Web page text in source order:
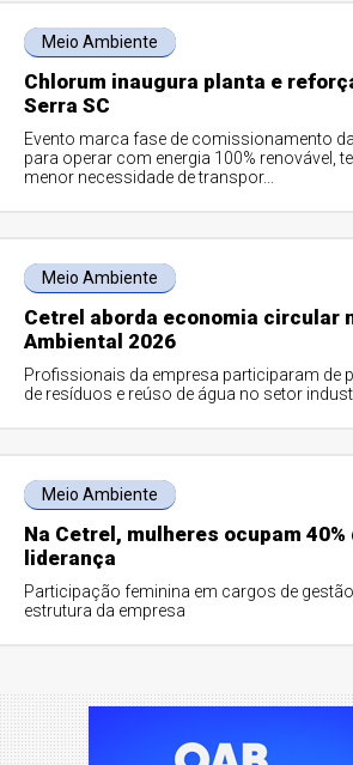
Meio Ambiente
Chlorum inaugura planta e
Serra SC
Evento marca fase de comissionamento
para operar com energia 100% renovável,
menor necessidade de transpor...
Meio Ambiente
Cetrel aborda economia circular
Ambiental 2026
Profissionais da empresa participaram de
de resíduos e reúso de água no setor
Meio Ambiente
Na Cetrel, mulheres ocupam
liderança
Participação feminina em cargos de
estrutura da empresa